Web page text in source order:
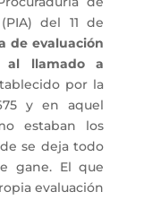
del 11 de
de evaluación
al llamado a
por la
y en aquel
estaban los
se deja todo
gane. El que
evaluación